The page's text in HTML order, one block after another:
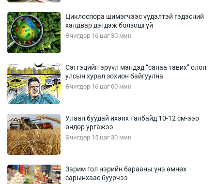
Циклоспора шимэгчээс үүдэлтэй гэдэсний
халдвар дэгдэж болзошгүй
Өчигдөр 16 цаг 30 мин
Сэтгэцийн эрүүл мэндэд “санаа тавих” олон
улсын хурал зохион байгуулна
Өчигдөр 16 цаг 00 мин
Улаан буудай ихэнх талбайд 10-12 см-ээр
өндөр ургажээ
Өчигдөр 15 цаг 30 мин
Зарим гол нэрийн барааны үнэ өмнөх
сарынхаас буурчээ